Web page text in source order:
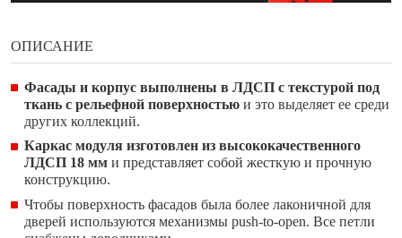
ОПИСАНИЕ
Фасады и корпус выполнены в ЛДСП с текстурой под
ткань с рельефной поверхностью и это выделяет ее среди
других коллекций.
Каркас модуляизготовлен из высококачественного
ЛДСП 18 мм и представляет собой жесткую и прочную
конструкцию.
Чтобы поверхность фасадов была более лаконичной для
дверей используются механизмы push-to-open. Все петли